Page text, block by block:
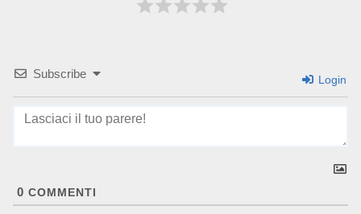
Subscribe Login
0 COMMENTI